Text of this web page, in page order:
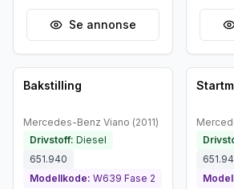
Se annonse
Brukt - god tilstand
Bakstilling
Mercedes-Benz Viano (2011)
Drivstoff: Diesel
651.940
Modellkode: W639 Fase 2